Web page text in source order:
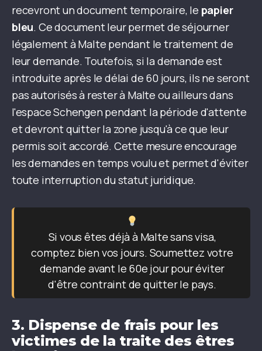
recevront un document temporaire, le papier
bleu. Ce document leur permet de séjourner
légalement à Malte pendant le traitement de
leur demande. Toutefois, si la demande est
introduite après le délai de 60 jours, ils ne seront
pas autorisés à rester à Malte ou ailleurs dans
l'espace Schengen pendant la période d'attente
et devront quitter la zone jusqu'à ce que leur
permis soit accordé. Cette mesure encourage
les demandes en temps voulu et permet d'éviter
toute interruption du statut juridique.
Si vous êtes déjà à Malte sans visa,
comptez bien vos jours. Soumettez votre
demande avant le 60e jour pour éviter
d'être contraint de quitter le pays.
3. Dispense de frais pour les
victimes de la traite des êtres